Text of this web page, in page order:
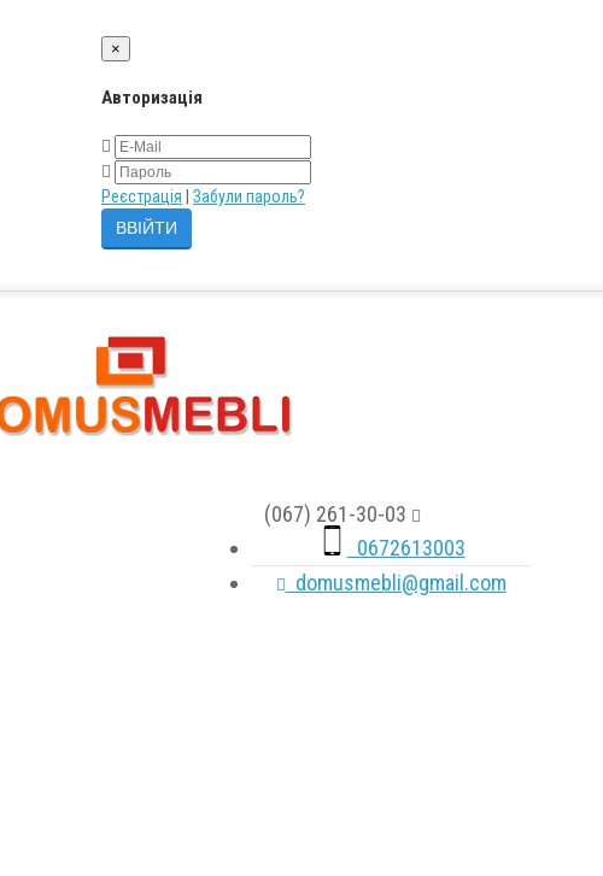
×
Авторизація
Реєстрація Забули пароль?
(067) 261-30-03
0672613003
domusmebli@gmail.com